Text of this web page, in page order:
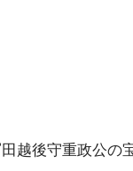
越後守重政公の